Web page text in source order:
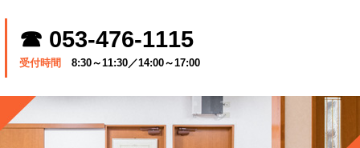
☎ 053-476-1115
受付時間 8:30～11:30／14:00～17:00